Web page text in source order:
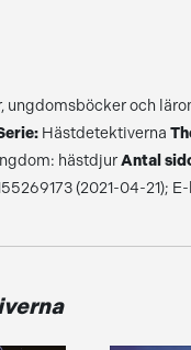
ungdomsböcker och
Hästdetektiverna
hästdjurAntal
(2021-04-21);